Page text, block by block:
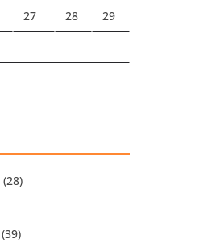
27 28 29
(28)
(39)